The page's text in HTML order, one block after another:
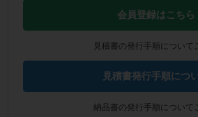
会員登録はこちら
見積書の発行手順について
見積書発行手順につ
納品書の発行手順について